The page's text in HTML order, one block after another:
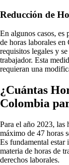
Reducción de
En algunos casos, es
de horas laborales
requisitos legales y
trabajador. Esta
requieran una
¿Cuántas
Colombia
Para el año 2023, las
máximo de 47 horas
Es fundamental estar
materia de horas de
derechos laborales.